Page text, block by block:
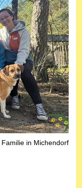
in Michendorf